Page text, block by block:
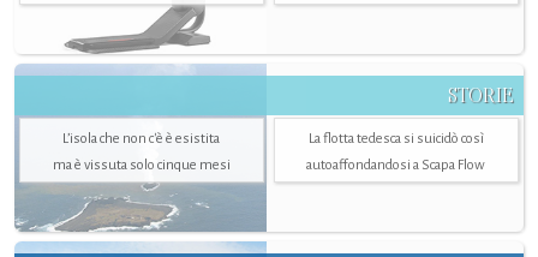
STORIE
L’isola che non c'è è esistita
ma è vissuta solo cinque mesi
La flotta tedesca si suicidò così
autoaffondandosi a Scapa Flow